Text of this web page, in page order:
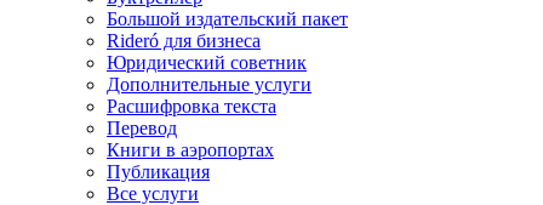
Большой издательский пакет
Rideró для бизнеса
Юридический советник
Дополнительные услуги
Расшифровка текста
Перевод
Книги в аэропортах
Публикация
Все услуги